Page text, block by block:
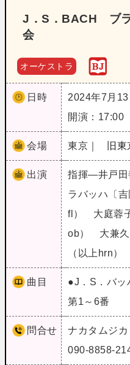
J．S．BACH ブ
会
オーケストラ
日時
2024年7月13
開演：17:00
会場 東京｜ 旧
出演
指揮―井戸田
ラバッハ〔
fl） 大庭蓉
ob） 大兼
（以上hrn
曲目
●J．S．バ
第1～6番
問合せ
ナカタムジカ
090-8858-